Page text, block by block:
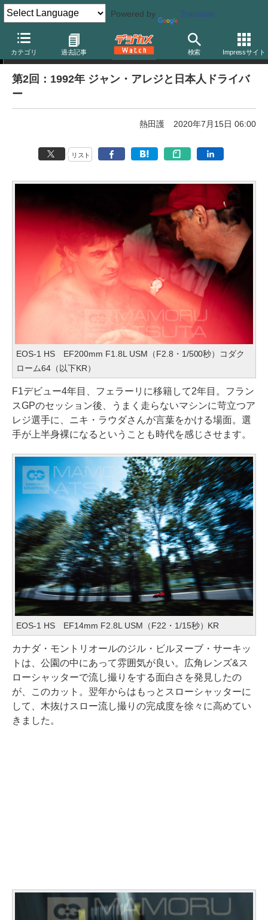
Powered by Translate
カテゴリ 過去記事 検索 Impressサイト
熱田護の「500GP-Plus」
第2回：1992年 ジャン・アレジと日本人ドライバ
ー
熱田護 2020年7月15日 06:00
リスト
EOS-1 HS EF200mm F1.8L USM（F2.8・1/500秒）コダク
ローム64（以下KR）
F1デビュー4年目、フェラーリに移籍して2年目。フラン
スGPのセッション後、うまく走らないマシンに苛立つア
レジ選手に、ニキ・ラウダさんが言葉をかける場面。選
手が上半身裸になるということも時代を感じさせます。
EOS-1 HS EF14mm F2.8L USM（F22・1/15秒）KR
カナダ・モントリオールのジル・ビルヌーブ・サーキッ
トは、公園の中にあって雰囲気が良い。広角レンズ&ス
ローシャッターで流し撮りをする面白さを発見したの
が、このカット。翌年からはもっとスローシャッターに
して、木抜けスロー流し撮りの完成度を徐々に高めてい
きました。